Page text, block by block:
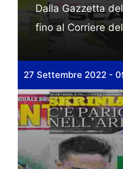
Dalla Gazzetta
fino al Corriere
27 Settembre 2022 -